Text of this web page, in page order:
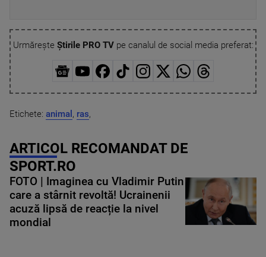
Urmărește Știrile PRO TVpe canalul de social media preferat:
Etichete: animal , ras,
ARTICOL RECOMANDAT DE
SPORT.RO
FOTO | Imaginea cu Vladimir Putin
care a stârnit revoltă! Ucrainenii
acuză lipsă de reacție la nivel
mondial